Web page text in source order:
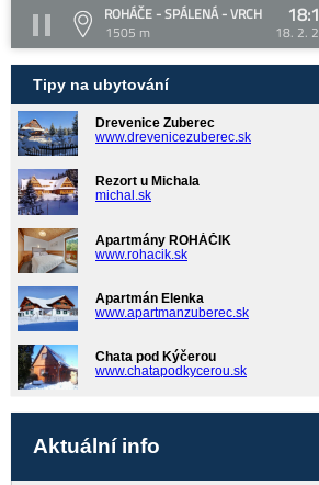
ROHÁČE - SPÁLENÁ - VRCH
1505 m
18. 2.
Tipy na ubytování
Drevenice Zuberec
www.drevenicezuberec.sk
Rezort u Michala
michal.sk
Apartmány ROHÁČIK
www.rohacik.sk
Apartmán Elenka
www.apartmanzuberec.sk
Chata pod Kýčerou
www.chatapodkycerou.sk
Aktuální info